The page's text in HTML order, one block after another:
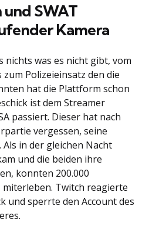
SWAT
Kamera
nichts was es nicht gibt, vom
zum Polizeieinsatz den die
hat die Plattform schon
ist dem Streamer
passiert. Dieser hat nach
vergessen, seine
in der gleichen Nacht
und die beiden ihre
konnten 200.000
miterleben. Twitch reagierte
und sperrte den Account des